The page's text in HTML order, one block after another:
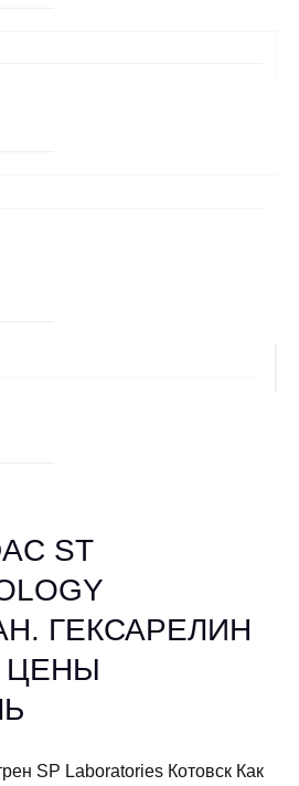
ST
ГЕКСАРЕЛИН
ЦЕНЫ
SP Laboratories Котовск Как